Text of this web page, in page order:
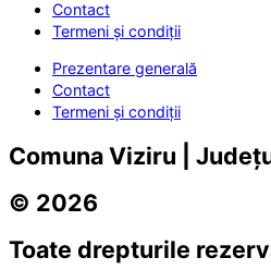
Contact
Termeni și condiții
Prezentare generală
Contact
Termeni și condiții
Comuna Viziru |
© 2026
Toate drepturile